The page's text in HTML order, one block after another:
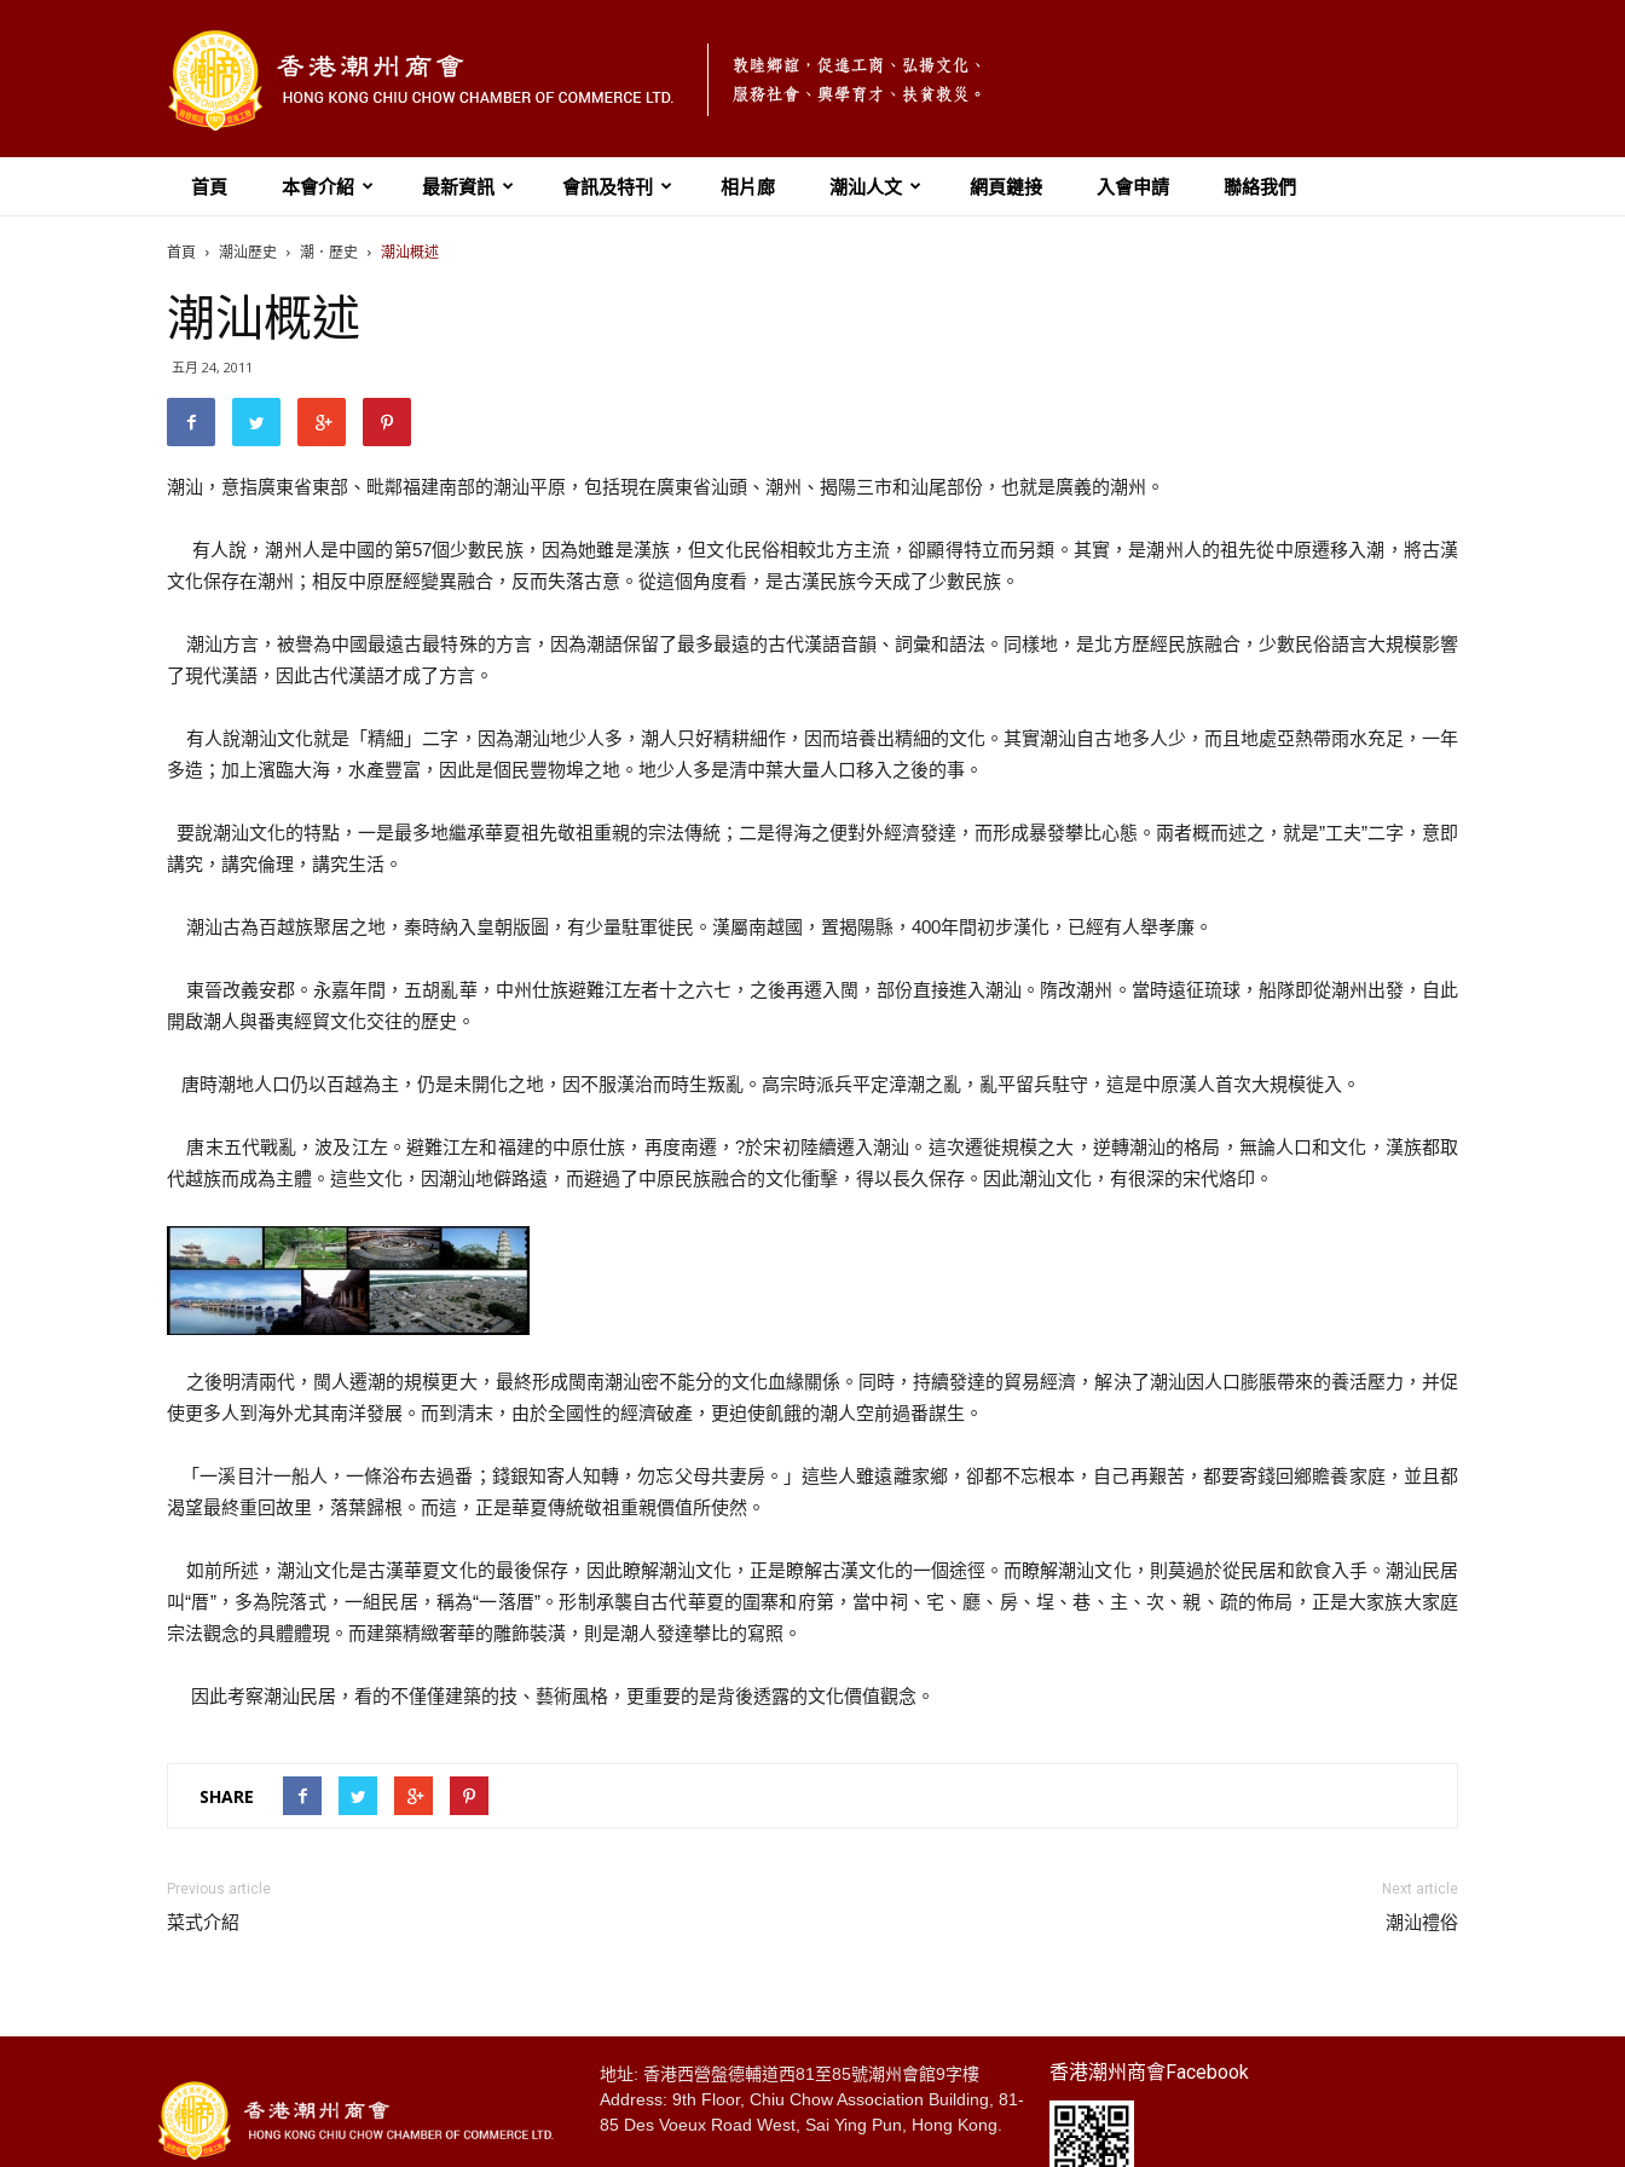
首頁 本會介紹 最新資訊 會訊及特刊 相片廊 潮汕人文 網頁鏈接 入會申請 聯絡我們
首頁 潮汕歷史 潮．歷史 潮汕概述
潮汕概述
五月 24, 2011
潮汕，意指廣東省東部、毗鄰福建南部的潮汕平原，包括現在廣東省汕頭、潮州、揭陽三市和汕尾部份，也就是廣義的潮州。
有人說，潮州人是中國的第57個少數民族，因為她雖是漢族，但文化民俗相較北方主流，卻顯得特立而另類。其實，是潮州人的祖先從中原遷移入潮，將古漢
文化保存在潮州；相反中原歷經變異融合，反而失落古意。從這個角度看，是古漢民族今天成了少數民族。
潮汕方言，被譽為中國最遠古最特殊的方言，因為潮語保留了最多最遠的古代漢語音韻、詞彙和語法。同樣地，是北方歷經民族融合，少數民俗語言大規模影響
了現代漢語，因此古代漢語才成了方言。
有人說潮汕文化就是「精細」二字，因為潮汕地少人多，潮人只好精耕細作，因而培養出精細的文化。其實潮汕自古地多人少，而且地處亞熱帶雨水充足，一年
多造；加上濱臨大海，水產豐富，因此是個民豐物埠之地。地少人多是清中葉大量人口移入之後的事。
要說潮汕文化的特點，一是最多地繼承華夏祖先敬祖重親的宗法傳統；二是得海之便對外經濟發達，而形成暴發攀比心態。兩者概而述之，就是”工夫”二字，意即
講究，講究倫理，講究生活。
潮汕古為百越族聚居之地，秦時納入皇朝版圖，有少量駐軍徙民。漢屬南越國，置揭陽縣，400年間初步漢化，已經有人舉孝廉。
東晉改義安郡。永嘉年間，五胡亂華，中州仕族避難江左者十之六七，之後再遷入閩，部份直接進入潮汕。隋改潮州。當時遠征琉球，船隊即從潮州出發，自此
開啟潮人與番夷經貿文化交往的歷史。
唐時潮地人口仍以百越為主，仍是未開化之地，因不服漢治而時生叛亂。高宗時派兵平定漳潮之亂，亂平留兵駐守，這是中原漢人首次大規模徙入。
唐末五代戰亂，波及江左。避難江左和福建的中原仕族，再度南遷，?於宋初陸續遷入潮汕。這次遷徙規模之大，逆轉潮汕的格局，無論人口和文化，漢族都取
代越族而成為主體。這些文化，因潮汕地僻路遠，而避過了中原民族融合的文化衝擊，得以長久保存。因此潮汕文化，有很深的宋代烙印。
之後明清兩代，閩人遷潮的規模更大，最終形成閩南潮汕密不能分的文化血緣關係。同時，持續發達的貿易經濟，解決了潮汕因人口膨脹帶來的養活壓力，并促
使更多人到海外尤其南洋發展。而到清末，由於全國性的經濟破產，更迫使飢餓的潮人空前過番謀生。
「一溪目汁一船人，一條浴布去過番；錢銀知寄人知轉，勿忘父母共妻房。」這些人雖遠離家鄉，卻都不忘根本，自己再艱苦，都要寄錢回鄉贍養家庭，並且都
渴望最終重回故里，落葉歸根。而這，正是華夏傳統敬祖重親價值所使然。
如前所述，潮汕文化是古漢華夏文化的最後保存，因此瞭解潮汕文化，正是瞭解古漢文化的一個途徑。而瞭解潮汕文化，則莫過於從民居和飲食入手。潮汕民居
叫“厝”，多為院落式，一組民居，稱為“一落厝”。形制承襲自古代華夏的圍寨和府第，當中祠、宅、廳、房、埕、巷、主、次、親、疏的佈局，正是大家族大家庭
宗法觀念的具體體現。而建築精緻奢華的雕飾裝潢，則是潮人發達攀比的寫照。
因此考察潮汕民居，看的不僅僅建築的技、藝術風格，更重要的是背後透露的文化價值觀念。
SHARE
Previous article
菜式介紹
Next article
潮汕禮俗
地址: 香港西營盤德輔道西81至85號潮州會館9字樓
Address: 9th Floor, Chiu Chow Association Building, 81-
85 Des Voeux Road West, Sai Ying Pun, Hong Kong.
香港潮州商會Facebook